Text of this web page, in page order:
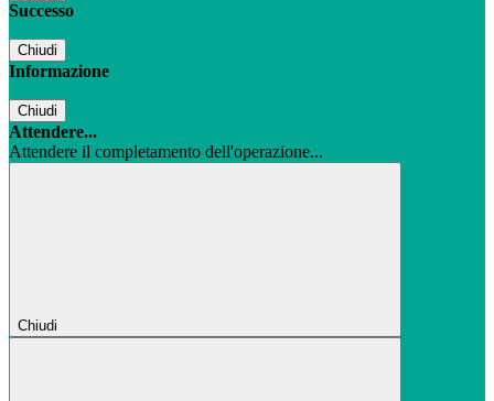
Successo
Chiudi
Informazione
Chiudi
Attendere...
Attendere il completamento dell'operazione...
Chiudi